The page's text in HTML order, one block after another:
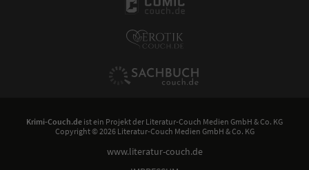
Krimi-Couch.de ist ein Projekt der Literatur-Couch Medien GmbH & Co. KG
Copyright © 2026 Literatur-Couch Medien GmbH & Co. KG
www.literatur-couch.de